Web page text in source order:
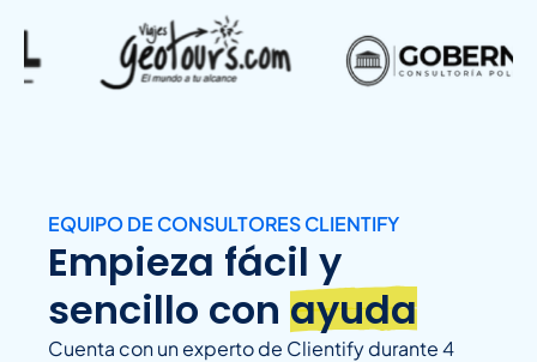
EQUIPO DE CONSULTORES CLIENTIFY
Empieza fácil y
sencillo con ayuda
Cuenta con un experto de Clientify durante 4